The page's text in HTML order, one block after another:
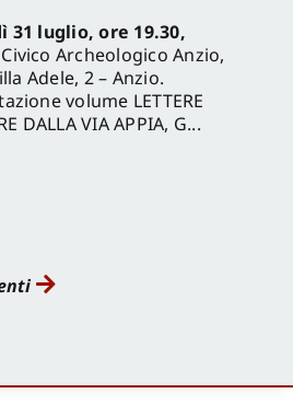
31 luglio, ore 19.30,
Archeologico Anzio,
Adele, 2 – Anzio.
volume LETTERE
DALLA VIA APPIA, G...